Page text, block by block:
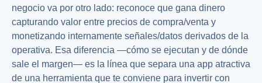
negocio va por otro lado: reconoce que gana dinero
capturando valor entre precios de compra/venta y
monetizando internamente señales/datos derivados de la
operativa. Esa diferencia —cómo se ejecutan y de dónde
sale el margen— es la línea que separa una app atractiva
de una herramienta que te conviene para invertir con